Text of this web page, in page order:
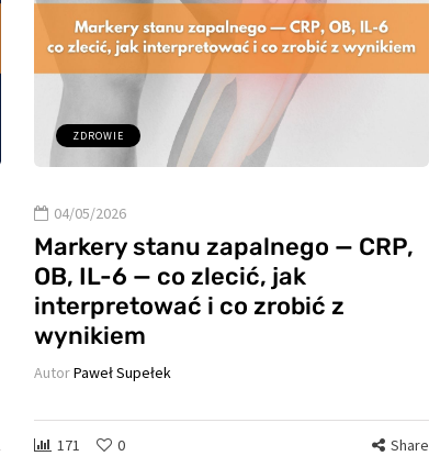
ZDROWIE
04/05/2026
Markery stanu zapalnego — CRP,
OB, IL-6 — co zlecić, jak
interpretować i co zrobić z
wynikiem
AutorPaweł Supełek
171 0 Share